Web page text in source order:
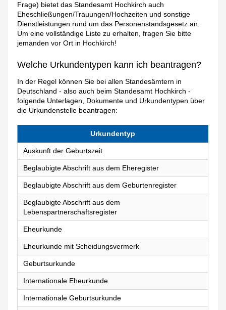
Frage) bietet das Standesamt Hochkirch auch
Eheschließungen/Trauungen/Hochzeiten und sonstige
Dienstleistungen rund um das Personenstandsgesetz an.
Um eine vollständige Liste zu erhalten, fragen Sie bitte
jemanden vor Ort in Hochkirch!
Welche Urkundentypen kann ich beantragen?
In der Regel können Sie bei allen Standesämtern in
Deutschland - also auch beim Standesamt Hochkirch -
folgende Unterlagen, Dokumente und Urkundentypen über
die Urkundenstelle beantragen:
Urkundentyp
Auskunft der Geburtszeit
Beglaubigte Abschrift aus dem Eheregister
Beglaubigte Abschrift aus dem Geburtenregister
Beglaubigte Abschrift aus dem
Lebenspartnerschaftsregister
Eheurkunde
Eheurkunde mit Scheidungsvermerk
Geburtsurkunde
Internationale Eheurkunde
Internationale Geburtsurkunde